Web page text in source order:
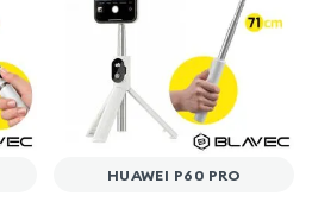
HUAWEI P60 PRO